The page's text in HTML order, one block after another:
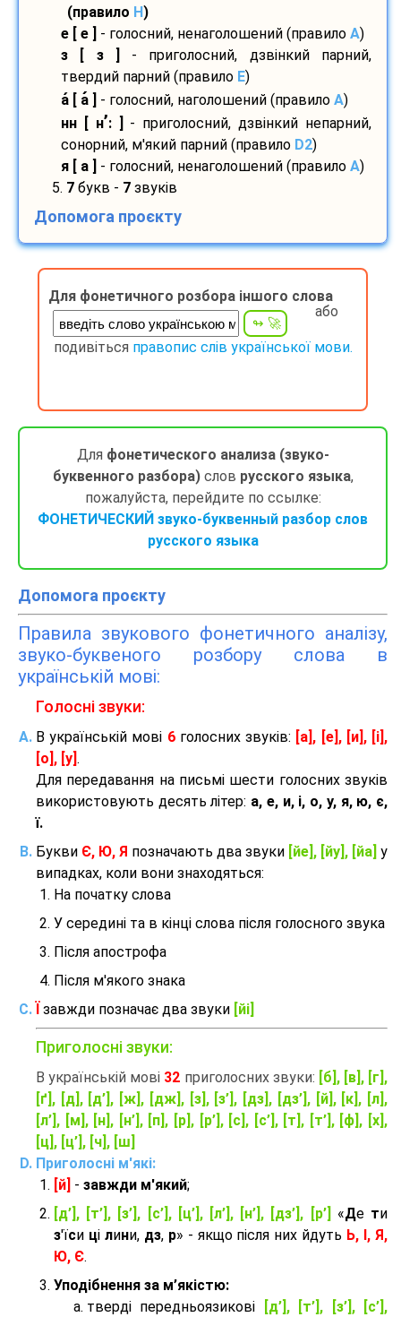
(правило H)
е [ е ]
- голосний, ненаголошений (правило A)
з [ з ]
- приголосний, дзвінкий парний,
твердий парний (правило E)
а [ а - голосний, наголошений (правило A)
нн [ н’: ]
- приголосний, дзвінкий непарний,
сонорний, м'який парний (правило D2)
я [ а ]
- голосний, ненаголошений (правило A)
5. 7 букв - 7 звуків
Допомога проєкту
Для фонетичного розбора іншого слова
або
подивіться правопис слів української мови.
Для фонетического анализа (звуко-
буквенного разбора)слов русского языка,
пожалуйста, перейдите по ссылке:
ФОНЕТИЧЕСКИЙ звуко-буквенный разбор слов
русского языка
Допомога проєкту
Правила звукового фонетичного аналізу,
звуко-буквеного розбору слова в
українській мові:
Голосні звуки:
В українській мові 6голосних звуків:
[а], [е], [и], [і],
[о], [у] .
Для передавання на письмі шести голосних звуків
використовують десять літер: а, е, и, і, о, у, я, ю, є,
ї.
Букви Є, Ю, Я позначають два звуки [йе], [йу], [йа] у
випадках, коли вони знаходяться:
На початку слова
У середині та в кінці слова після голосного звука
Після апострофа
Після м'якого знака
завжди позначає два звуки [йі]
Приголосні звуки:
В українській мові 32 приголосних звуки: [б], [в], [г],
[ґ], [д], [д’], [ж], [дж], [з], [з’], [дз], [дз’], [й], [к], [л],
[л’], [м], [н], [н’], [п], [р], [р’], [с], [с’], [т], [т’], [ф], [х],
[ц], [ц’], [ч], [ш]
Приголосні м'які:
[й] - завжди м'який;
[д’], [т’], [з’], [с’], [ц’], [л’], [н’], [дз’], [р’]
«Де ти
з'їси ці лини, дз, р» - якщо після них йдуть Ь, І, Я,
Ю, Є.
Уподібнення за м’якістю:
тверді передньоязикові
[д’], [т’], [з’], [с’],